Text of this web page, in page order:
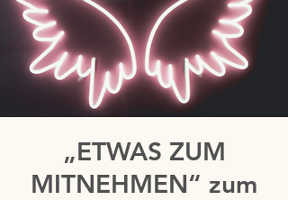
„ETWAS ZUM
MITNEHMEN“ zum